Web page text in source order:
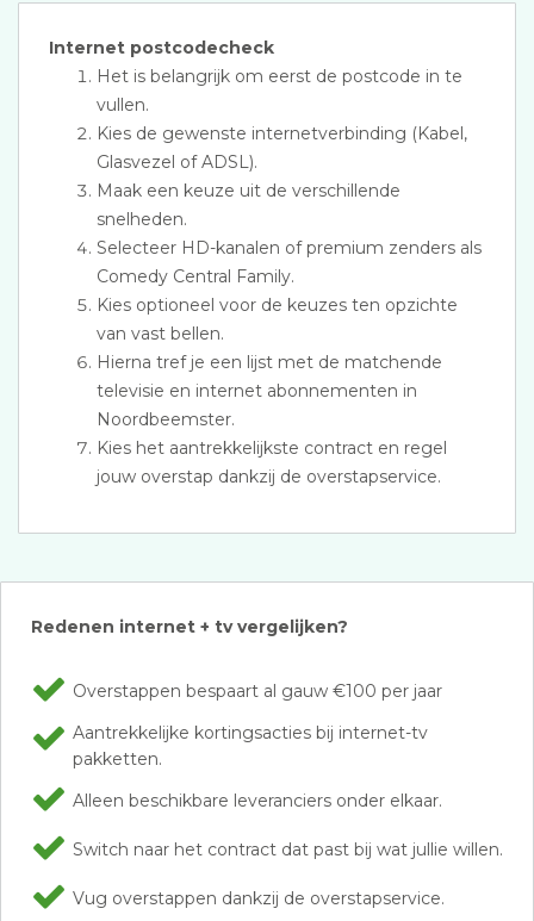
Internet postcodecheck
Het is belangrijk om eerst de postcode in te
vullen.
Kies de gewenste internetverbinding (Kabel,
Glasvezel of ADSL).
Maak een keuze uit de verschillende
snelheden.
Selecteer HD-kanalen of premium zenders als
Comedy Central Family.
Kies optioneel voor de keuzes ten opzichte
van vast bellen.
Hierna tref je een lijst met de matchende
televisie en internet abonnementen in
Noordbeemster.
Kies het aantrekkelijkste contract en regel
jouw overstap dankzij de overstapservice.
Redenen internet + tv vergelijken?
Overstappen bespaart al gauw €100 per jaar
Aantrekkelijke kortingsacties bij internet-tv
pakketten.
Alleen beschikbare leveranciers onder elkaar.
Switch naar het contract dat past bij wat jullie willen.
Vug overstappen dankzij de overstapservice.